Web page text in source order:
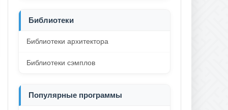
Библиотеки
Библиотеки архитектора
Библиотеки сэмплов
Популярные программы